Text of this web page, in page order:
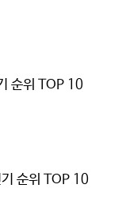
순위 TOP 10
순위 TOP 10